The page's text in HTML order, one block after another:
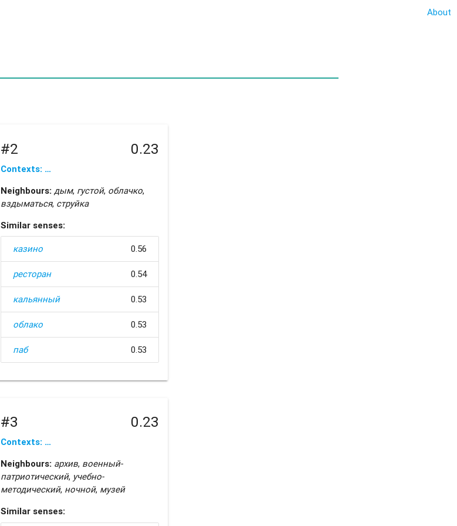
About
#2 0.23
Contexts: …
Neighbours: дым, густой, облачко,
вздыматься, струйка
Similar senses:
казино 0.56
ресторан 0.54
кальянный 0.53
облако 0.53
паб 0.53
#3 0.23
Contexts: …
Neighbours: архив, военный-
патриотический, учебно-
методический, ночной, музей
Similar senses: